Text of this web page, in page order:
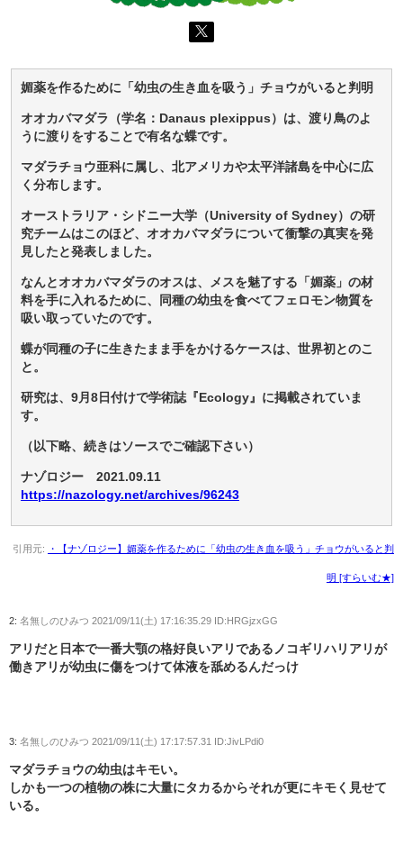
媚薬を作るために「幼虫の生き血を吸う」チョウがいると判明
オオカバマダラ（学名：Danaus plexippus）は、渡り鳥のよ
うに渡りをすることで有名な蝶です。
マダラチョウ亜科に属し、北アメリカや太平洋諸島を中心に広
く分布します。
オーストラリア・シドニー大学（University of Sydney）の研
究チームはこのほど、オオカバマダラについて衝撃の真実を発
見したと発表しました。
なんとオオカバマダラのオスは、メスを魅了する「媚薬」の材
料を手に入れるために、同種の幼虫を食べてフェロモン物質を
吸い取っていたのです。
蝶が同種の子に生きたまま手をかけるケースは、世界初とのこ
と。
研究は、9月8日付けで学術誌『Ecology』に掲載されていま
す。
（以下略、続きはソースでご確認下さい）
ナゾロジー 2021.09.11
https://nazology.net/archives/96243
引用元: ・【ナゾロジー】媚薬を作るために「幼虫の生き血を吸う」チョウがいると判
明 [すらいむ★]
2: 名無しのひみつ 2021/09/11(土) 17:16:35.29 ID:HRGjzxGG
アリだと日本で一番大顎の格好良いアリであるノコギリハリアリが
働きアリが幼虫に傷をつけて体液を舐めるんだっけ
3: 名無しのひみつ 2021/09/11(土) 17:17:57.31 ID:JivLPdi0
マダラチョウの幼虫はキモい。
しかも一つの植物の株に大量にタカるからそれが更にキモく見せて
いる。